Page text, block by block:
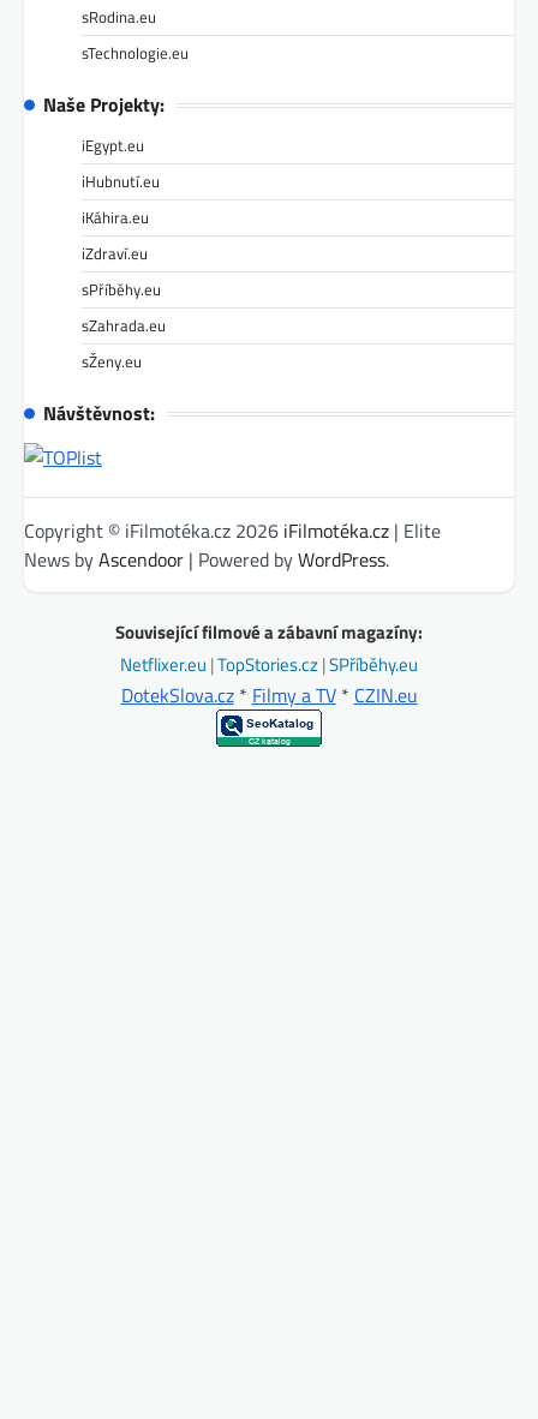
sRodina.eu
sTechnologie.eu
Naše Projekty:
iEgypt.eu
iHubnutí.eu
iKáhira.eu
iZdraví.eu
sPříběhy.eu
sZahrada.eu
sŽeny.eu
Návštěvnost:
Copyright © iFilmotéka.cz 2026 iFilmotéka.cz | Elite
News byAscendoor | Powered byWordPress.
Související filmové a zábavní magazíny:
Netflixer.eu |TopStories.cz|SPříběhy.eu
DotekSlova.cz* Filmy a TV* CZIN.eu